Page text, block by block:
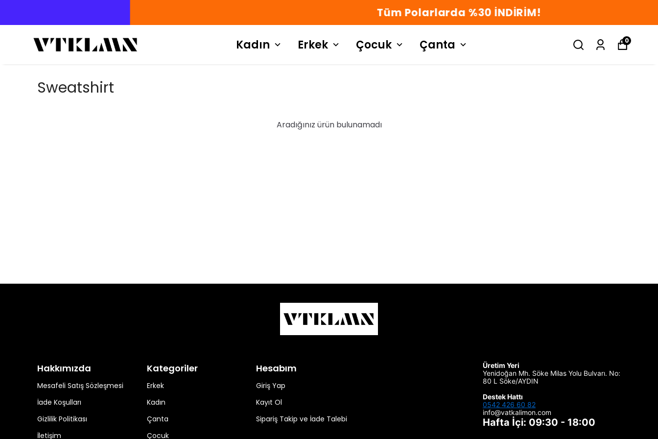
Tüm Polarlarda %30 İNDİRİM!
Kadın Erkek Çocuk Çanta 0
Sweatshirt
Aradığınız ürün bulunamadı
Hakkımızda
Mesafeli Satış Sözleşmesi
İade Koşulları
Gizlilik Politikası
İletişim
Kategoriler
Erkek
Kadın
Çanta
Çocuk
Hesabım
Giriş Yap
Kayıt Ol
Sipariş Takip ve İade Talebi
Üretim Yeri
Yenidoğan Mh. Söke Milas Yolu Bulvarı. No:
80 L Söke/AYDIN
Destek Hattı
0542 426 60 82
info@vatkalimon.com
Hafta İçi: 09:30 - 18:00